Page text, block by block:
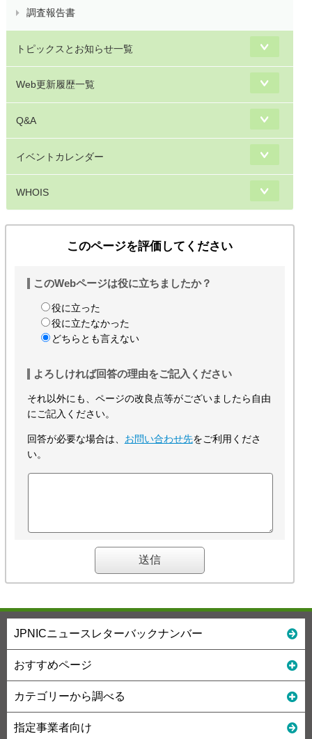
調査報告書
トピックスとお知らせ一覧
Web更新履歴一覧
Q&A
イベントカレンダー
WHOIS
このページを評価してください
このWebページは役に立ちましたか？
役に立った
役に立たなかった
どちらとも言えない
よろしければ回答の理由をご記入ください
それ以外にも、ページの改良点等がございましたら自由
にご記入ください。
回答が必要な場合は、 お問い合わせ先をご利用くださ
い。
JPNICニュースレターバックナンバー
おすすめページ
カテゴリーから調べる
指定事業者向け